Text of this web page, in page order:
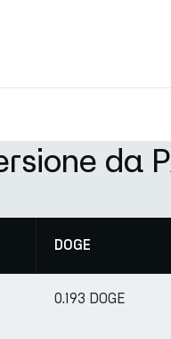
da
DOGE
0.193 DOGE